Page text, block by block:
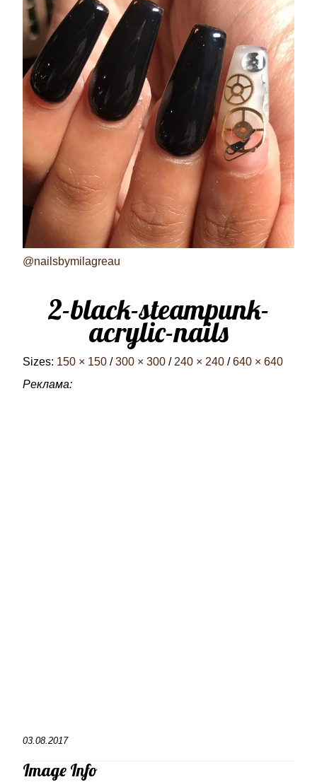
@nailsbymilagreau
2-black-steampunk-
acrylic-nails
Sizes: 150 × 150 / 300 × 300 / 240 × 240 / 640 × 640
Реклама:
03.08.2017
Image Info